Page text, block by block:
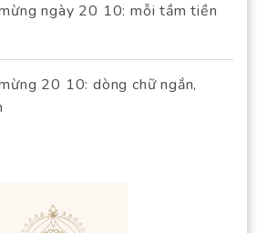
ngày 20 10: mỗi tầm tiền
20 10: dòng chữ ngắn,